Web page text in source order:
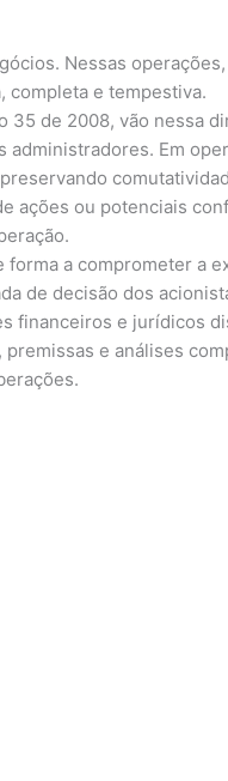
Nessas
completa e tempestiva.
de 2008, vão nessa
administradores. Em
ações ou potenciais
a comprometer a
de decisão dos
financeiros e jurídicos
e análises